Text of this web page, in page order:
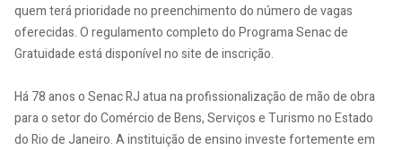
quem terá prioridade no preenchimento do número de vagas
oferecidas. O regulamento completo do Programa Senac de
Gratuidade está disponível no site de inscrição.
Há 78 anos o Senac RJ atua na profissionalização de mão de obra
para o setor do Comércio de Bens, Serviços e Turismo no Estado
do Rio de Janeiro. A instituição de ensino investe fortemente em